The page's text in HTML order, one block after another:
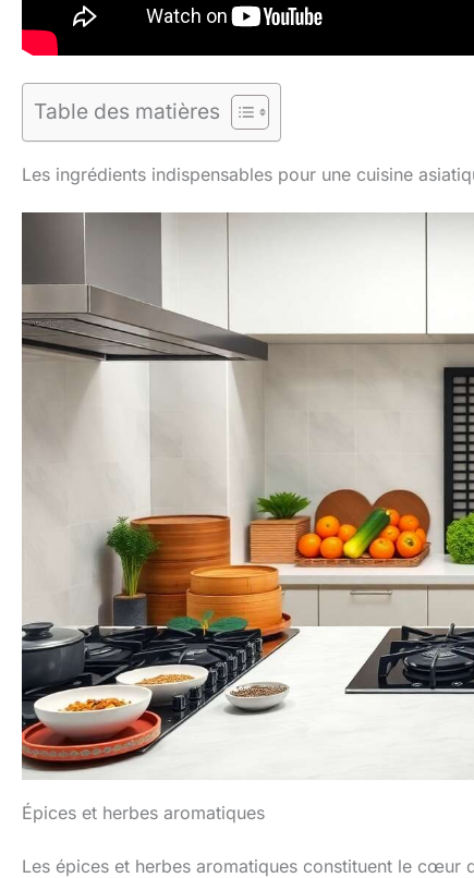
Table des matières
Les ingrédients indispensables pour une cuisine
Épices et herbes aromatiques
Les épices et herbes aromatiques constituent le cœur